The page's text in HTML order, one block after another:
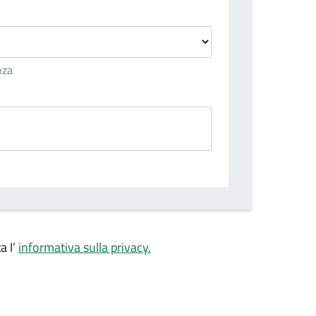
l’ informativa sulla privacy.